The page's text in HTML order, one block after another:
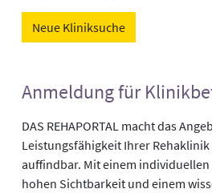
Neue Kliniksuche
Anmeldung für
DAS REHAPORTAL macht das
Leistungsfähigkeit Ihrer
auffindbar. Mit einem
hohen Sichtbarkeit und einem